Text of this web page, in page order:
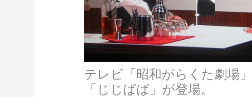
テレビ「昭和がらくた劇場
「じじばば」が登場。